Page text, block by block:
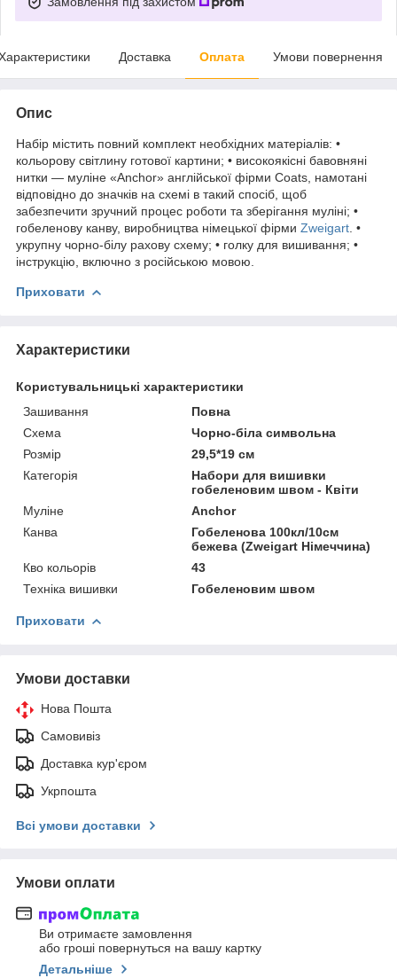
Доставка Оплата Умови повернення
Опис
Набір містить повний комплект необхідних матеріалів: •
кольорову світлину готової картини; • високоякісні бавовняні
нитки — муліне «Anchor» англійської фірми Coats, намотані
відповідно до значків на схемі в такий спосіб, щоб
забезпечити зручний процес роботи та зберігання муліні; •
гобеленову канву, виробництва німецької фірми Zweigart . •
укрупну чорно-білу рахову схему; • голку для вишивання; •
інструкцію, включно з російською мовою.
Приховати
Характеристики
Користувальницькі характеристики
Зашивання
Повна
Схема
Чорно-біла символьна
Розмір
29,5*19 см
Категорія
Набори для вишивки
гобеленовим швом - Квіти
Муліне
Anchor
Канва
Гобеленова 100кл/10см
бежева (Zweigart Німеччина)
Кво кольорів
43
Техніка вишивки
Гобеленовим швом
Приховати
Умови доставки
Нова Пошта
Самовивіз
Доставка кур'єром
Укрпошта
Всі умови доставки
Умови оплати
Ви отримаєте замовлення
або гроші повернуться на вашу картку
Детальніше